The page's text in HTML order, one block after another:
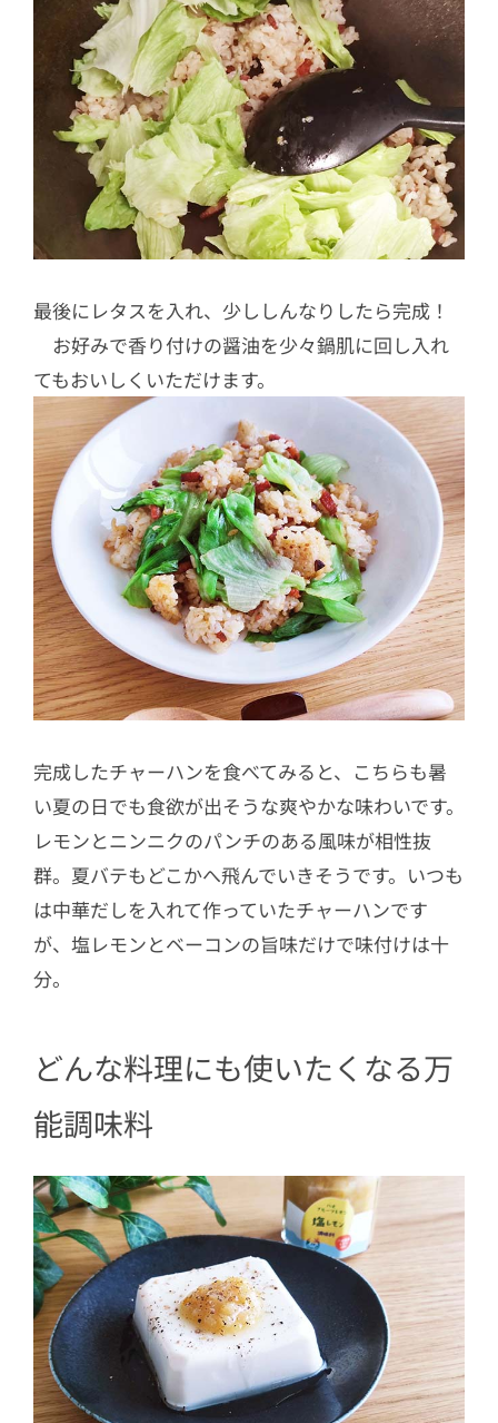
最後にレタスを入れ、少ししんなりしたら完成！
お好みで香り付けの醤油を少々鍋肌に回し入れ
てもおいしくいただけます。
完成したチャーハンを食べてみると、こちらも暑
い夏の日でも食欲が出そうな爽やかな味わいです。
レモンとニンニクのパンチのある風味が相性抜
群。夏バテもどこかへ飛んでいきそうです。いつも
は中華だしを入れて作っていたチャーハンです
が、塩レモンとベーコンの旨味だけで味付けは十
分。
どんな料理にも使いたくなる万
能調味料